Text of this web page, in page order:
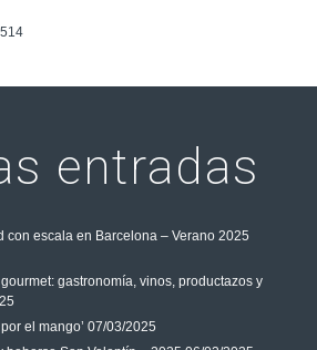
entradas
con escala en Barcelona – Verano 2025
gastronomía, vinos, productazos y
el mango’ 07/03/2025